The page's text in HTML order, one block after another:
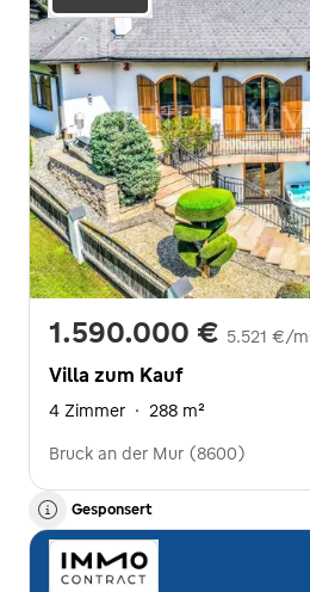
1.590.000 € 5.521 €/
Villa zum Kauf
4 Zimmer · 288 m²
Bruck an der Mur (8600)
Gesponsert